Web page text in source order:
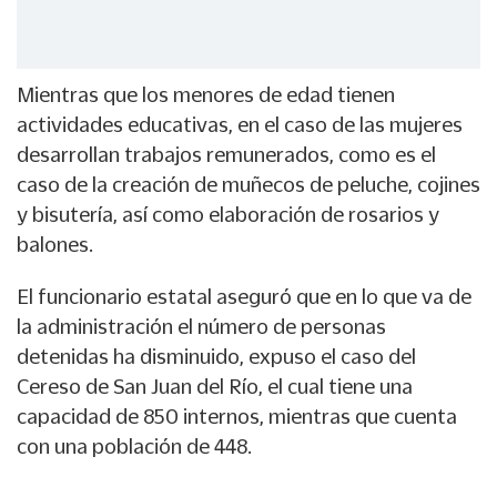
Mientras que los menores de edad tienen
actividades educativas, en el caso de las mujeres
desarrollan trabajos remunerados, como es el
caso de la creación de muñecos de peluche, cojines
y bisutería, así como elaboración de rosarios y
balones.
El funcionario estatal aseguró que en lo que va de
la administración el número de personas
detenidas ha disminuido, expuso el caso del
Cereso de San Juan del Río, el cual tiene una
capacidad de 850 internos, mientras que cuenta
con una población de 448.